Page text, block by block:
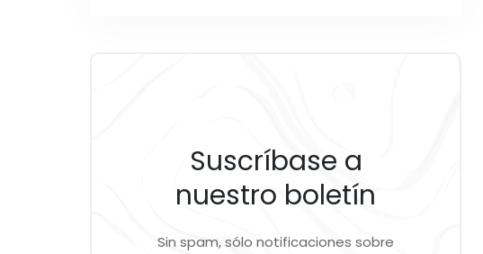
Suscríbase a
nuestro boletín
Sin spam, sólo notificaciones sobre